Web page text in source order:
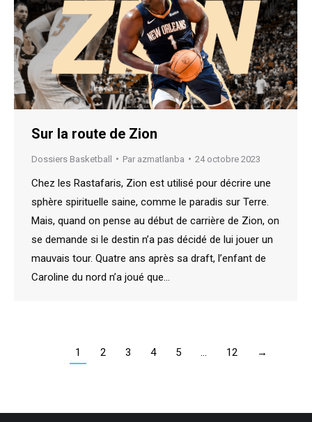
Sur la route de Zion
Dossiers Basketball Par azmatlanba 24 octobre 2023
Chez les Rastafaris, Zion est utilisé pour décrire une
sphère spirituelle saine, comme le paradis sur Terre.
Mais, quand on pense au début de carrière de Zion, on
se demande si le destin n’a pas décidé de lui jouer un
mauvais tour. Quatre ans après sa draft, l’enfant de
Caroline du nord n’a joué que…
1 2 3 4 5 … 12 →